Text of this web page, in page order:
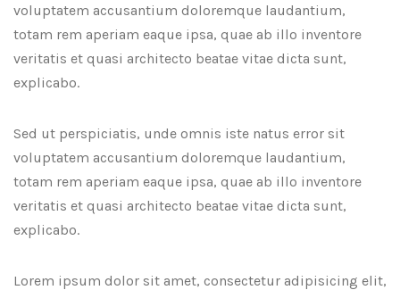
voluptatem accusantium doloremque laudantium,
totam rem aperiam eaque ipsa, quae ab illo inventore
veritatis et quasi architecto beatae vitae dicta sunt,
explicabo.
Sed ut perspiciatis, unde omnis iste natus error sit
voluptatem accusantium doloremque laudantium,
totam rem aperiam eaque ipsa, quae ab illo inventore
veritatis et quasi architecto beatae vitae dicta sunt,
explicabo.
Lorem ipsum dolor sit amet, consectetur adipisicing elit,